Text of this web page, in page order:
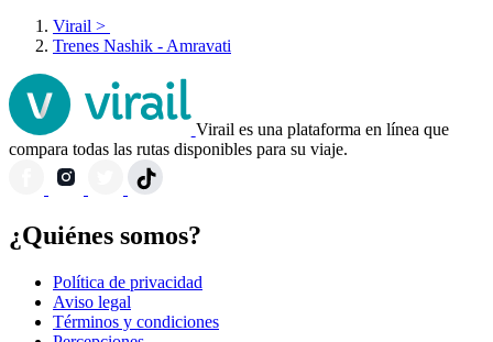
Virail >
Trenes Nashik - Amravati
Virail es una plataforma en línea que
compara todas las rutas disponibles para su viaje.
¿Quiénes somos?
Política de privacidad
Aviso legal
Términos y condiciones